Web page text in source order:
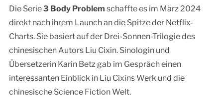
Die Serie3 Body Problem schaffte es im März 2024
direkt nach ihrem Launch an die Spitze der Netflix-
Charts. Sie basiert auf der Drei-Sonnen-Trilogie des
chinesischen Autors Liu Cixin. Sinologin und
Übersetzerin Karin Betz gab im Gespräch einen
interessanten Einblick in Liu Cixins Werk und die
chinesische Science Fiction Welt.